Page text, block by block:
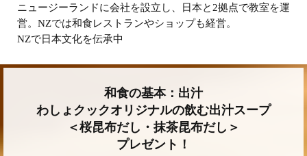
ニュージーランドに会社を設立し、日本と2拠点で教室を運
営。NZでは和食レストランやショップも経営。
NZで日本文化を伝承中
和食の基本：出汁
わしょクックオリジナルの飲む出汁スープ
＜桜昆布だし・抹茶昆布だし＞
プレゼント！